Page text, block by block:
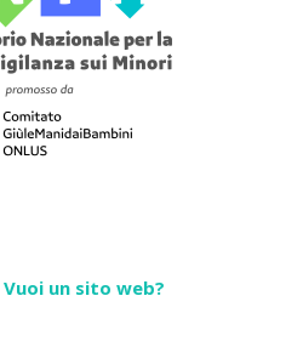
Vuoi un sito web?